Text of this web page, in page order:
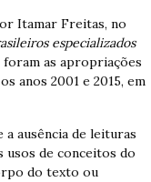
Itamar Freitas, no
especializados
foram as apropriações
anos 2001 e 2015, em
ausência de leituras
usos de conceitos do
do texto ou